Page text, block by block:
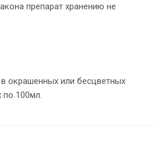
препарат хранению не
окрашенных или бесцветных
по 100мл.